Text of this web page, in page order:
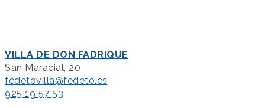
VILLA DE DON FADRIQUE
San Maracial, 20
fedetovilla@fedeto.es
925 19 57 53